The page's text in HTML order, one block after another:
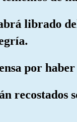
librado
por
recostados